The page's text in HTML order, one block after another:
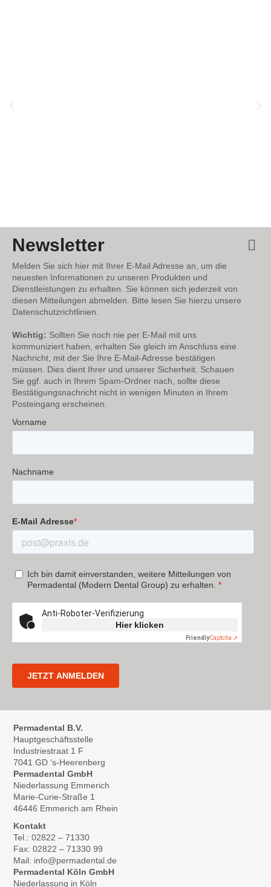
Newsletter
Melden Sie sich hier mit Ihrer E-Mail Adresse an, um die
neuesten Informationen zu unseren Produkten und
Dienstleistungen zu erhalten. Sie können sich jederzeit von
diesen Mitteilungen abmelden. Bitte lesen Sie hierzu unsere
Datenschutzrichtlinien.
Wichtig: Sollten Sie noch nie per E-Mail mit uns
kommuniziert haben, erhalten Sie gleich im Anschluss eine
Nachricht, mit der Sie Ihre E-Mail-Adresse bestätigen
müssen. Dies dient Ihrer und unserer Sicherheit. Schauen
Sie ggf. auch in Ihrem Spam-Ordner nach, sollte diese
Bestätigungsnachricht nicht in wenigen Minuten in Ihrem
Posteingang erscheinen.
Permadental B.V.
Hauptgeschäftsstelle
Industriestraat 1 F
7041 GD ‘s-Heerenberg
Permadental GmbH
Niederlassung Emmerich
Marie-Curie-Straße 1
46446 Emmerich am Rhein
Kontakt
Tel.: 02822 – 71330
Fax: 02822 – 71330 99
Mail: info@permadental.de
Permadental Köln GmbH
Niederlassung in Köln